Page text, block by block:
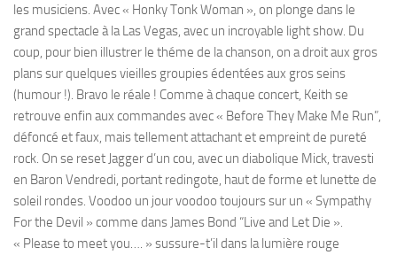
les musiciens. Avec « Honky Tonk Woman », on plonge dans le
grand spectacle à la Las Vegas, avec un incroyable light show. Du
coup, pour bien illustrer le théme de la chanson, on a droit aux gros
plans sur quelques vieilles groupies édentées aux gros seins
(humour !). Bravo le réale ! Comme à chaque concert, Keith se
retrouve enfin aux commandes avec « Before They Make Me Run”,
défoncé et faux, mais tellement attachant et empreint de pureté
rock. On se reset Jagger d’un cou, avec un diabolique Mick, travesti
en Baron Vendredi, portant redingote, haut de forme et lunette de
soleil rondes. Voodoo un jour voodoo toujours sur un « Sympathy
For the Devil » comme dans James Bond “Live and Let Die ».
« Please to meet you…. » sussure-t’il dans la lumière rouge